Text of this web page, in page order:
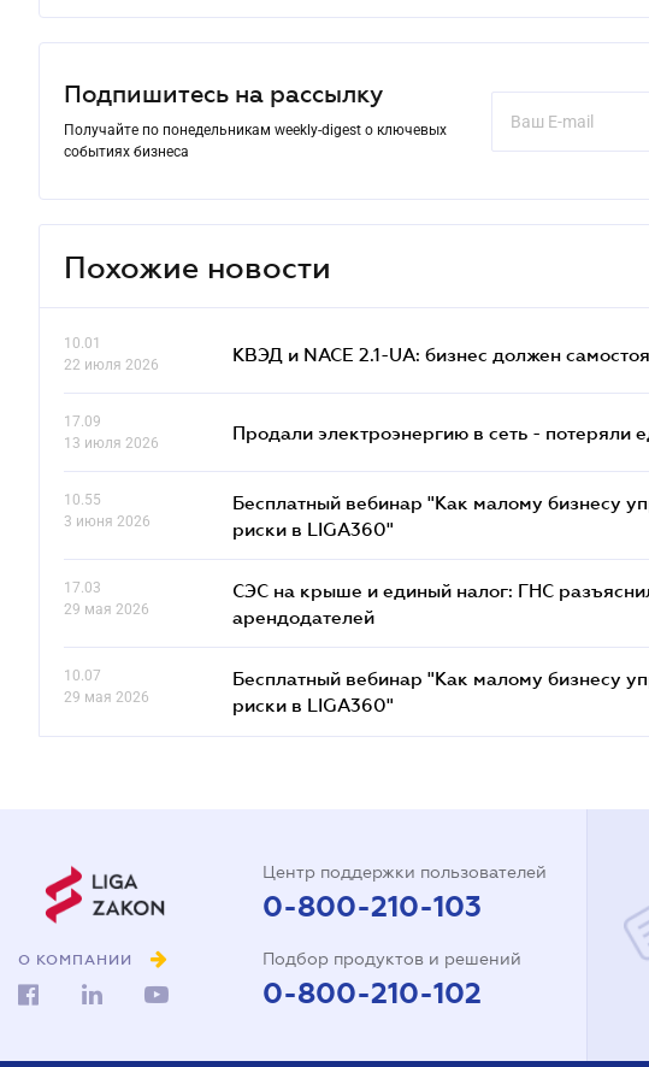
Подпишитесь на рассылку
Получайте по понедельникам weekly-digest о ключевых
событиях бизнеса
Похожие новости
10.01
22 июля 2026
КВЭД и NACE 2.1-UA: бизнес должен
17.09
13 июля 2026
Продали электроэнергию в сеть - потеряли
10.55
3 июня 2026
Бесплатный вебинар "Как малому бизнесу
риски в LIGA360"
17.03
29 мая 2026
СЭС на крыше и единый налог: ГНС
арендодателей
10.07
29 мая 2026
Бесплатный вебинар "Как малому бизнесу
риски в LIGA360"
О КОМПАНИИ
Центр поддержки пользователей
0-800-210-103
Подбор продуктов и решений
0-800-210-102